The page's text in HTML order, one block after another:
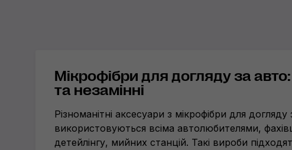
Мікрофібри для догляду за авто:
та незамінні
Різноманітні аксесуари з мікрофібри для догляду
використовуються всіма автолюбителями,
детейлінгу, мийних станцій. Такі вироби